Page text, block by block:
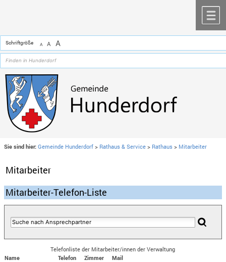
Schriftgröße A A A
Sie sind hier: Gemeinde Hunderdorf > Rathaus & Service > Rathaus > Mitarbeiter
Mitarbeiter
Mitarbeiter-Telefon-Liste
Telefonliste der Mitarbeiter/innen der Verwaltung
Name
Telefon Zimmer
Mail